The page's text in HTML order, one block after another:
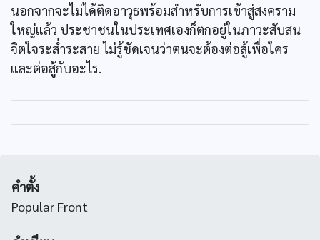
นอกจากจะไม่ได้ติดอาวุธพร้อมสำหรับการเข้าสู่สงคราม
ใหญ่แล้ว ประชาชนในประเทศเองก็ตกอยู่ในภาวะสับสน
จิตใจระส่ำระสาย ไม่รู้ชัดเจนว่าตนจะต้องต่อสู้เพื่อใคร
และต่อสู้กับอะไร.
คำตั้ง
Popular Front